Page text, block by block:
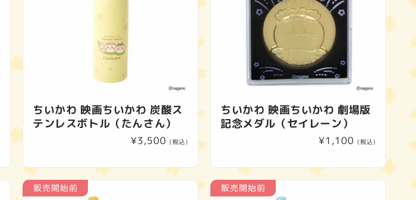
ちいかわ 映画ちいかわ 炭酸ス
テンレスボトル（たんさん）
通
¥3,500 (税込)
ちいかわ 映画ちいかわ 劇場版
記念メダル（セイレーン）
通
価
¥1,100 (税込)
販売開始前 販売開始前